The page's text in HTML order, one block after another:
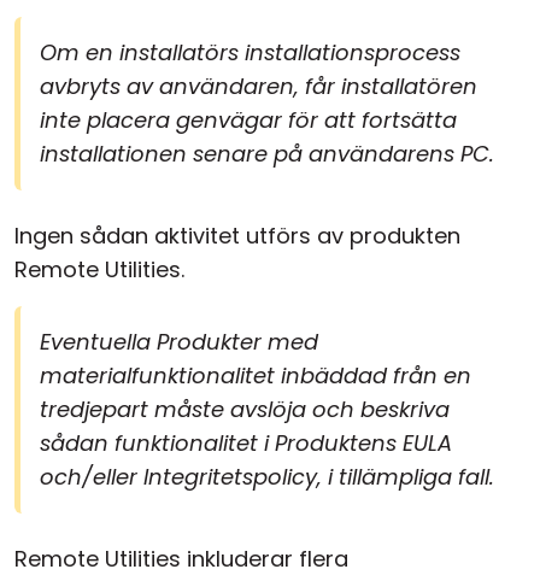
Om en installatörs installationsprocess
avbryts av användaren, får installatören
inte placera genvägar för att fortsätta
installationen senare på användarens PC.
Ingen sådan aktivitet utförs av produkten
Remote Utilities.
Eventuella Produkter med
materialfunktionalitet inbäddad från en
tredjepart måste avslöja och beskriva
sådan funktionalitet i Produktens EULA
och/eller Integritetspolicy, i tillämpliga fall.
Remote Utilities inkluderar flera